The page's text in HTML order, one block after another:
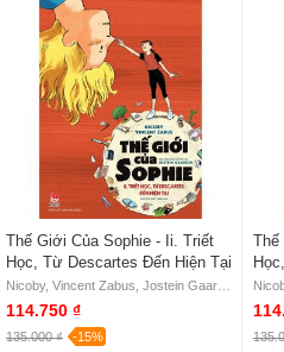
hàng NetaBooks tại Tiki với ưu đãi
Bookmark
Thế Giới Của Sophie - Ii. Triết
Học, Từ Descartes Đến Hiện Tại
114.750 ₫
135.000 ₫ -15%
Thế